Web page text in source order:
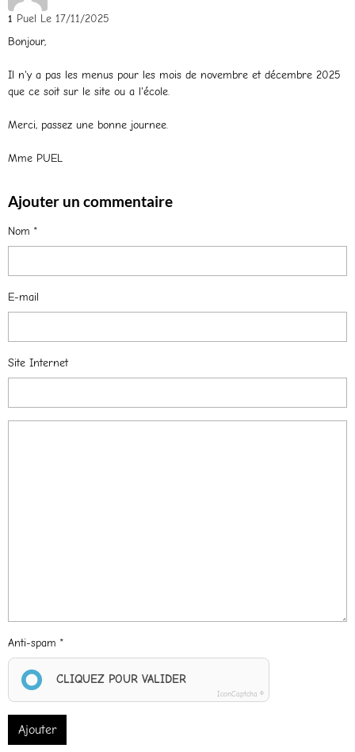
1 Puel Le 17/11/2025
Bonjour,
Il n'y a pas les menus pour les mois de novembre et décembre 2025
que ce soit sur le site ou a l'école.
Merci, passez une bonne journee.
Mme PUEL
Ajouter un commentaire
Nom
E-mail
Site Internet
Anti-spam
CLIQUEZ POUR VALIDER
IconCaptcha ©
Ajouter